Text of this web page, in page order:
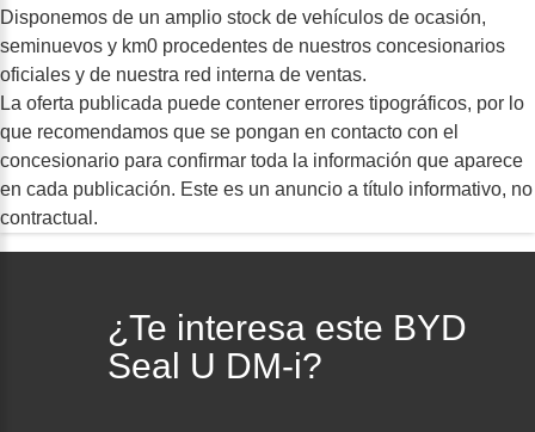
Disponemos de un amplio stock de vehículos de ocasión,
seminuevos y km0 procedentes de nuestros concesionarios
oficiales y de nuestra red interna de ventas.
La oferta publicada puede contener errores tipográficos, por lo
que recomendamos que se pongan en contacto con el
concesionario para confirmar toda la información que aparece
en cada publicación. Este es un anuncio a título informativo, no
contractual.
¿Te interesa este BYD
Seal U DM-i?